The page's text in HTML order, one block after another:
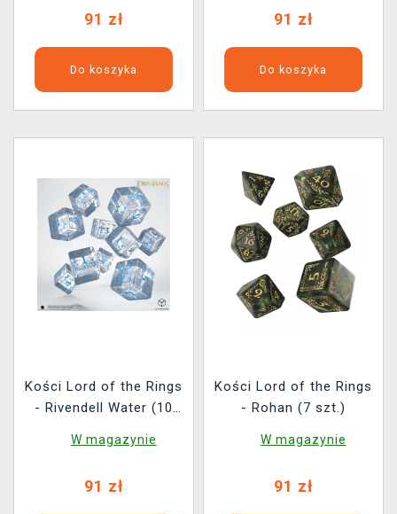
91 zł
Do koszyka
91 zł
Do koszyka
Kości Lord of the Rings
- Rivendell Water (10
W magazynie
91 zł
Kości Lord of the Rings
- Rohan (7 szt.)
W magazynie
91 zł